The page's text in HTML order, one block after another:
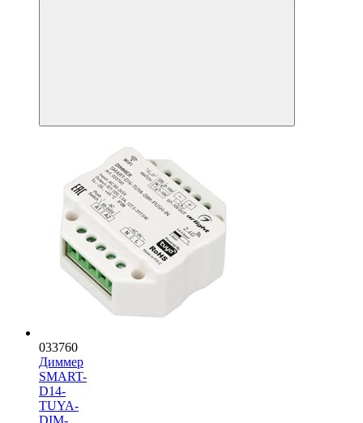
033760
Диммер
SMART-
D14-
TUYA-
DIM-